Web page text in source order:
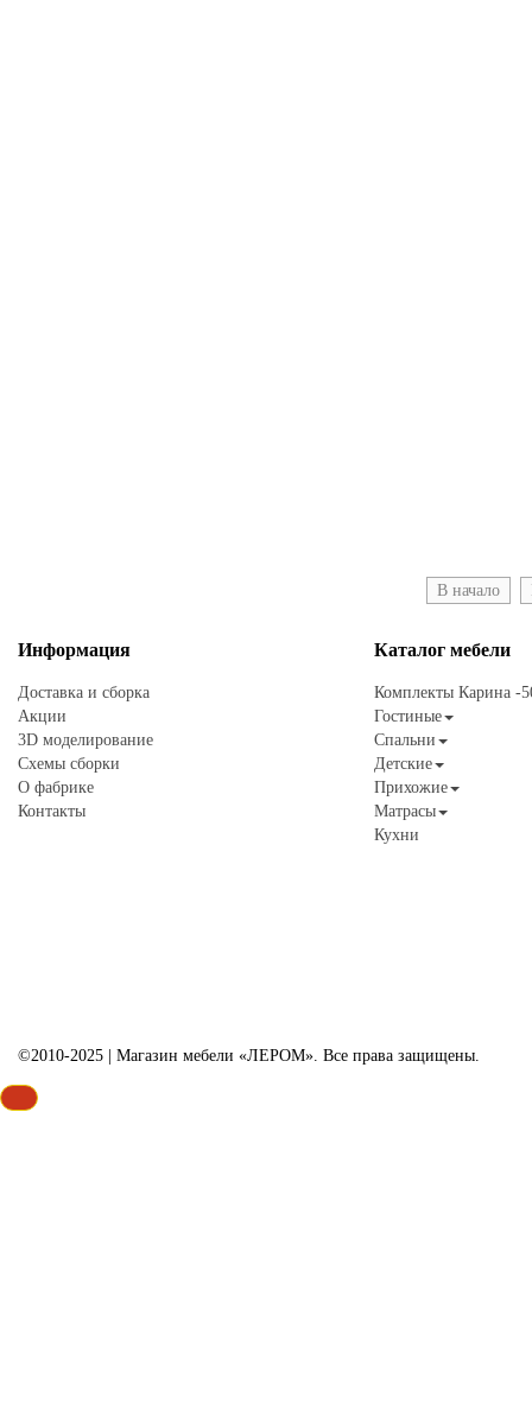
В начало
Информация
Доставка и сборка
Акции
3D моделирование
Схемы сборки
О фабрике
Контакты
Каталог мебели
Комплекты Карина -
Гостиные
Спальни
Детские
Прихожие
Матрасы
Кухни
©2010-2025 | Магазин мебели «ЛЕРОМ». Все права защищены.